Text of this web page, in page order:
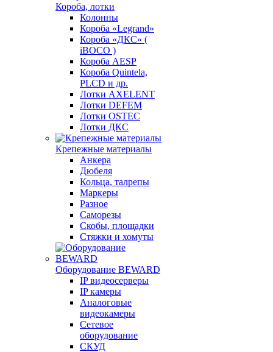
Короба, лотки
Колонны
Короба «Legrand»
Короба «ДКС» (
iBOCO )
Короба AESP
Короба Quintela,
PLCD и др.
Лотки AXELENT
Лотки DEFEM
Лотки OSTEC
Лотки ДКС
Крепежные материалы
Анкера
Дюбеля
Кольца, талрепы
Маркеры
Разное
Саморезы
Скобы, площадки
Стяжки и хомуты
Оборудование BEWARD
IP видеосерверы
IP камеры
Аналоговые
видеокамеры
Сетевое
оборудование
СКУД